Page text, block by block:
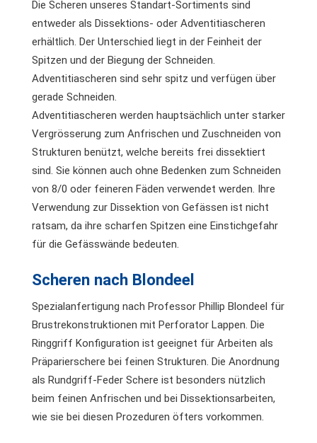
Die Scheren unseres Standart-Sortiments sind
entweder als Dissektions- oder Adventitiascheren
erhältlich. Der Unterschied liegt in der Feinheit der
Spitzen und der Biegung der Schneiden.
Adventitiascheren sind sehr spitz und verfügen über
gerade Schneiden.
Adventitiascheren werden hauptsächlich unter starker
Vergrösserung zum Anfrischen und Zuschneiden von
Strukturen benützt, welche bereits frei dissektiert
sind. Sie können auch ohne Bedenken zum Schneiden
von 8/0 oder feineren Fäden verwendet werden. Ihre
Verwendung zur Dissektion von Gefässen ist nicht
ratsam, da ihre scharfen Spitzen eine Einstichgefahr
für die Gefässwände bedeuten.
Scheren nach Blondeel
Spezialanfertigung nach Professor Phillip Blondeel für
Brustrekonstruktionen mit Perforator Lappen. Die
Ringgriff Konfiguration ist geeignet für Arbeiten als
Präparierschere bei feinen Strukturen. Die Anordnung
als Rundgriff-Feder Schere ist besonders nützlich
beim feinen Anfrischen und bei Dissektionsarbeiten,
wie sie bei diesen Prozeduren öfters vorkommen.